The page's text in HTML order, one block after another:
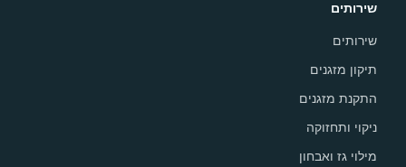
שירותים
שירותים
תיקון מזגנים
התקנת מזגנים
ניקוי ותחזוקה
מילוי גז ואבחון